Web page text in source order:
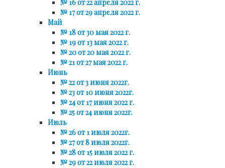
№ 16 от 22 апреля 2022 г.
№ 17 от 29 апреля 2022 г.
Май
№ 18 от 30 мая 2022 г.
№ 19 от 13 мая 2022 г.
№ 20 от 20 мая 2022 г.
№ 21 от 27 мая 2022 г.
Июнь
№ 22 от 3 июня 2022г.
№ 23 от 10 июня 2022г.
№ 24 от 17 июня 2022 г.
№ 25 от 24 июня 2022г.
Июль
№ 26 от 1 июля 2022г.
№ 27 от 8 июля 2022г.
№ 28 от 15 июля 2022 г.
№ 29 от 22 июля 2022 г.